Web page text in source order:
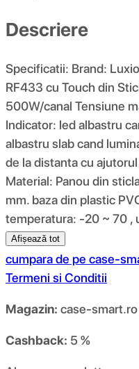
Descriere
Specificatii: Brand:
RF433 cu Touch din
500W/canal Tensiune
Indicator: led albastru
albastru slab cand
de la distanta cu
Material: Panou din
mm. baza din plastic
temperatura: -20 ~ 70 ,
Afișează tot
cumpara de pe case-
Termeni si Conditii
Magazin: case-smart.ro
Cashback: 5 %